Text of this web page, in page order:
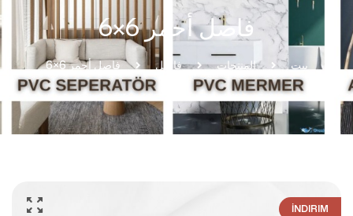
فاصل أحمر 6×6
بيت المنتجات فاصل فاصل أحمر 6×6
İNDIRIM